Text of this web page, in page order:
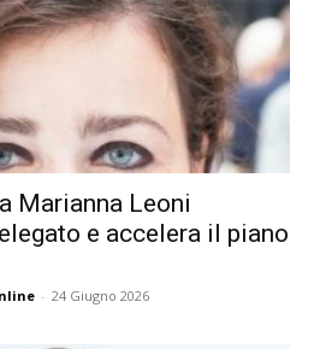
Marianna Leoni
e accelera il piano
- 24 Giugno 2026